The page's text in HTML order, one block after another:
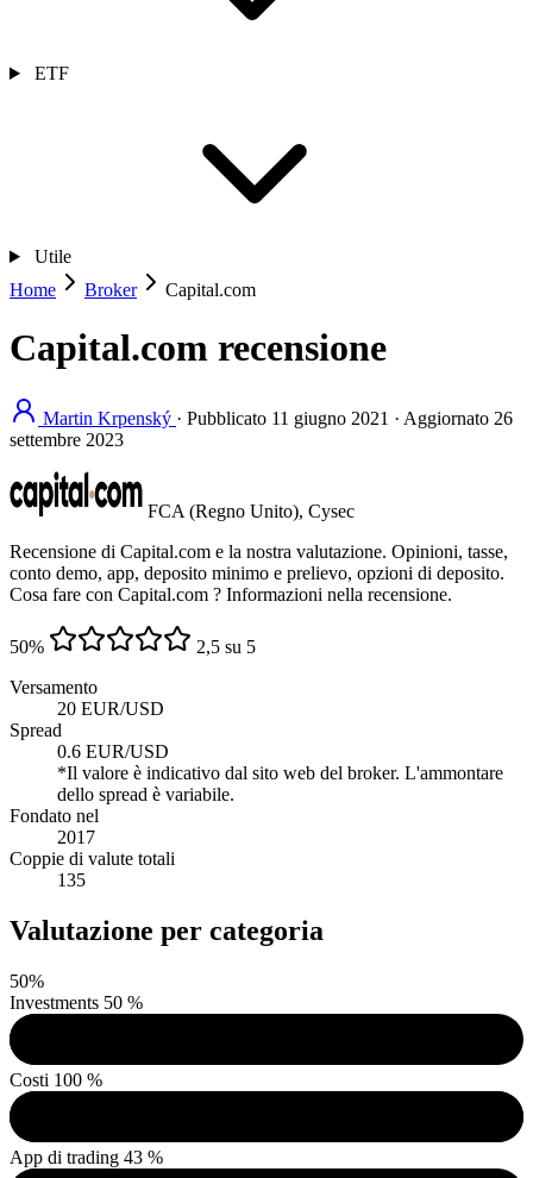
ETF
Utile
Home
Broker Capital.com
Capital.com recensione
Martin Krpenský · Pubblicato 11 giugno 2021 · Aggiornato 26
settembre 2023
FCA (Regno Unito), Cysec
Recensione di Capital.com e la nostra valutazione. Opinioni, tasse,
conto demo, app, deposito minimo e prelievo, opzioni di deposito.
Cosa fare con Capital.com ? Informazioni nella recensione.
50%
2,5 su 5
Versamento
20 EUR/USD
Spread
0.6 EUR/USD
*Il valore è indicativo dal sito web del broker. L'ammontare
dello spread è variabile.
Fondato nel
2017
Coppie di valute totali
135
Valutazione per categoria
50%
Investments 50 %
Costi 100 %
App di trading 43 %